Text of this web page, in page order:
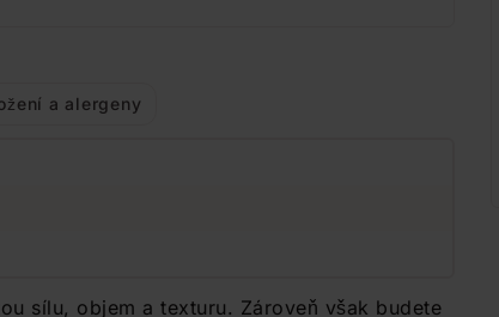
a alergeny
sílu, objem a texturu. Zároveň však budete